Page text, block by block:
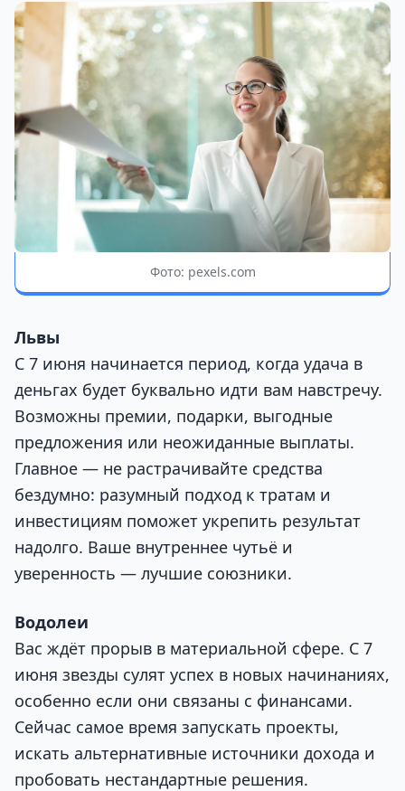
Фото: pexels.com
Львы
С 7 июня начинается период, когда удача в
деньгах будет буквально идти вам навстречу.
Возможны премии, подарки, выгодные
предложения или неожиданные выплаты.
Главное — не растрачивайте средства
бездумно: разумный подход к тратам и
инвестициям поможет укрепить результат
надолго. Ваше внутреннее чутьё и
уверенность — лучшие союзники.
Водолеи
Вас ждёт прорыв в материальной сфере. С 7
июня звезды сулят успех в новых начинаниях,
особенно если они связаны с финансами.
Сейчас самое время запускать проекты,
искать альтернативные источники дохода и
пробовать нестандартные решения.